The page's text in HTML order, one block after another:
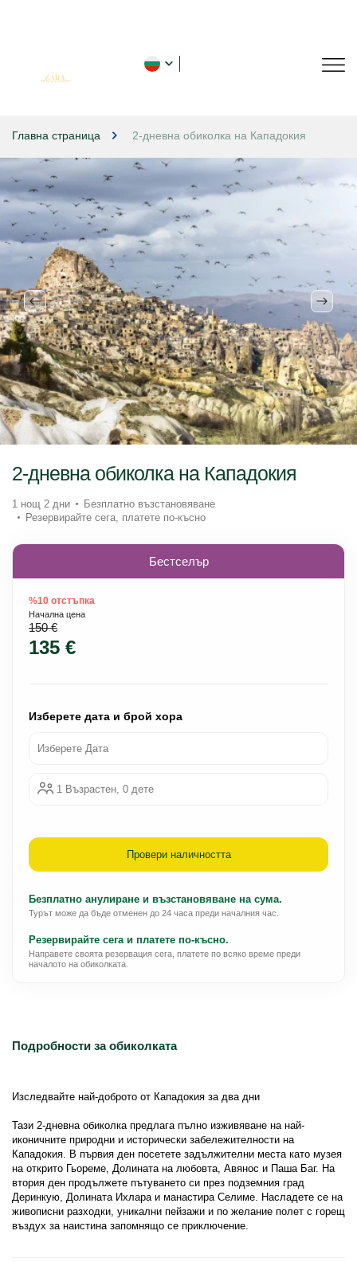
Главна страница 2-дневна обиколка на Кападокия
Подробности за обиколката
Изследвайте най-доброто от Кападокия за два дни
Тази 2-дневна обиколка предлага пълно изживяване на най-
иконичните природни и исторически забележителности на
Кападокия. В първия ден посетете задължителни места като музея
на открито Гьореме, Долината на любовта, Авянос и Паша Баг. На
втория ден продължете пътуването си през подземния град
Деринкую, Долината Ихлара и манастира Селиме. Насладете се на
живописни разходки, уникални пейзажи и по желание полет с горещ
въздух за наистина запомнящо се приключение.
2-дневна обиколка на Кападокия
1 нощ 2 дни
Безплатно възстановяване
Резервирайте сега, платете по-късно
Бестселър
%10 отстъпка
Начална цена
150 €
135 €
Изберете дата и брой хора
Изберете Дата
1 Възрастен, 0 дете
Провери наличността
Безплатно анулиране и възстановяване на сума.
Турът може да бъде отменен до 24 часа преди началния час.
Резервирайте сега и платете по-късно.
Направете своята резервация сега, платете по всяко време преди
началото на обиколката.